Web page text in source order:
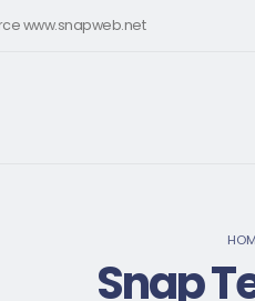
www.snapweb.net
Snap